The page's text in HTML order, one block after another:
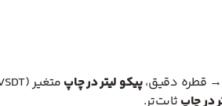
→ قطره دقیق،پیکو لیتر در چاپ متغیر (VSDT).
در چاپ ثابت‌تر.